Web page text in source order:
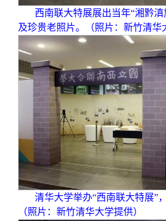
西南联大特展展出当年“湘黔
及珍贵老照片。（照片：新竹清华
清华大学举办“西南联大特展”
（照片：新竹清华大学提供）